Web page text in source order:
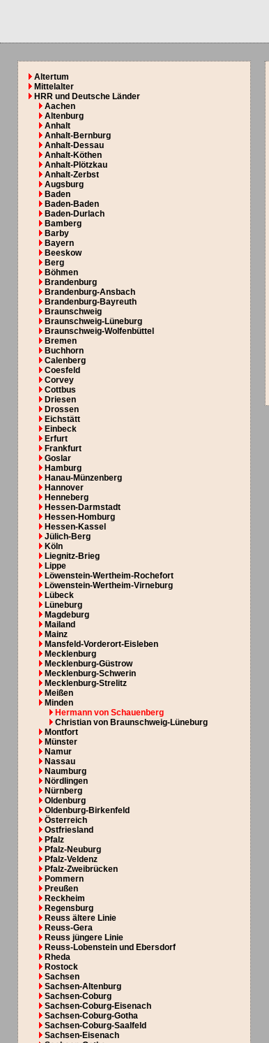
Altertum
Mittelalter
HRR und Deutsche Länder
Aachen
Altenburg
Anhalt
Anhalt-Bernburg
Anhalt-Dessau
Anhalt-Köthen
Anhalt-Plötzkau
Anhalt-Zerbst
Augsburg
Baden
Baden-Baden
Baden-Durlach
Bamberg
Barby
Bayern
Beeskow
Berg
Böhmen
Brandenburg
Brandenburg-Ansbach
Brandenburg-Bayreuth
Braunschweig
Braunschweig-Lüneburg
Braunschweig-Wolfenbüttel
Bremen
Buchhorn
Calenberg
Coesfeld
Corvey
Cottbus
Driesen
Drossen
Eichstätt
Einbeck
Erfurt
Frankfurt
Goslar
Hamburg
Hanau-Münzenberg
Hannover
Henneberg
Hessen-Darmstadt
Hessen-Homburg
Hessen-Kassel
Jülich-Berg
Köln
Liegnitz-Brieg
Lippe
Löwenstein-Wertheim-Rochefort
Löwenstein-Wertheim-Virneburg
Lübeck
Lüneburg
Magdeburg
Mailand
Mainz
Mansfeld-Vorderort-Eisleben
Mecklenburg
Mecklenburg-Güstrow
Mecklenburg-Schwerin
Mecklenburg-Strelitz
Meißen
Minden
Hermann von Schauenberg
Christian von Braunschweig-Lüneburg
Montfort
Münster
Namur
Nassau
Naumburg
Nördlingen
Nürnberg
Oldenburg
Oldenburg-Birkenfeld
Österreich
Ostfriesland
Pfalz
Pfalz-Neuburg
Pfalz-Veldenz
Pfalz-Zweibrücken
Pommern
Preußen
Reckheim
Regensburg
Reuss ältere Linie
Reuss-Gera
Reuss jüngere Linie
Reuss-Lobenstein und Ebersdorf
Rheda
Rostock
Sachsen
Sachsen-Altenburg
Sachsen-Coburg
Sachsen-Coburg-Eisenach
Sachsen-Coburg-Gotha
Sachsen-Coburg-Saalfeld
Sachsen-Eisenach